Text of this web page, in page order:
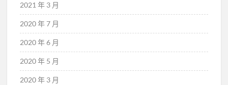
2021 年 3 月
2020 年 7 月
2020 年 6 月
2020 年 5 月
2020 年 3 月